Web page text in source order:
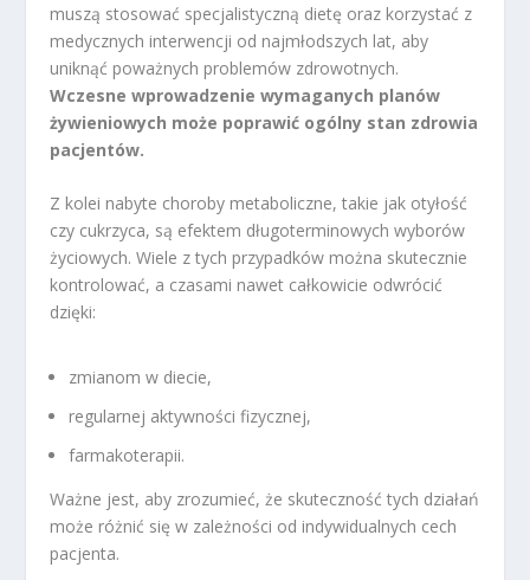
muszą stosować specjalistyczną dietę oraz korzystać z
medycznych interwencji od najmłodszych lat, aby
uniknąć poważnych problemów zdrowotnych.
Wczesne wprowadzenie wymaganych planów
żywieniowych może poprawić ogólny stan zdrowia
pacjentów.
Z kolei nabyte choroby metaboliczne, takie jak otyłość
czy cukrzyca, są efektem długoterminowych wyborów
życiowych. Wiele z tych przypadków można skutecznie
kontrolować, a czasami nawet całkowicie odwrócić
dzięki:
zmianom w diecie,
regularnej aktywności fizycznej,
farmakoterapii.
Ważne jest, aby zrozumieć, że skuteczność tych działań
może różnić się w zależności od indywidualnych cech
pacjenta.